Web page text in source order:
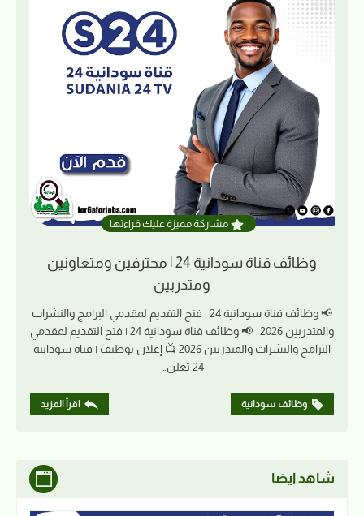
مشاركة مميزة عليك قراءتها
وظائف قناة سودانية 24 | محترفين ومتعاونين
ومتدربين
📢 وظائف قناة سودانية 24 | فتح التقديم لمقدمي البرامج والنشرات
والمتدربين 2026 📢 وظائف قناة سودانية 24 | فتح التقديم لمقدمي
البرامج والنشرات والمتدربين 2026 📺 إعلان توظيف | قناة سودانية
24 تعلن…
وظائف سودانية اقرأ المزيد
شاهد ايضا